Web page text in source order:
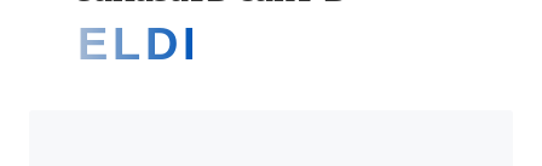
ELDISCOVERY